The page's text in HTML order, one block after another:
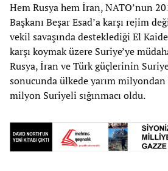
Hem Rusya hem İran, NATO’nun
Başkanı Beşar Esad’a karşı rejim
vekil savaşında desteklediği El
karşı koymak üzere Suriye’ye
Rusya, İran ve Türk güçlerinin
sonucunda ülkede yarım
milyon Suriyeli sığınmacı oldu.